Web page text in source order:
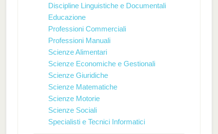
Discipline Linguistiche e Documentali
Educazione
Professioni Commerciali
Professioni Manuali
Scienze Alimentari
Scienze Economiche e Gestionali
Scienze Giuridiche
Scienze Matematiche
Scienze Motorie
Scienze Sociali
Specialisti e Tecnici Informatici